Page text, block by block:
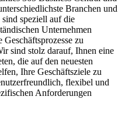
Branchen und
speziell auf die
Unternehmen
zu
sind stolz darauf, Ihnen eine
die auf den neuesten
Ihre Geschäftsziele zu
flexibel und
Anforderungen